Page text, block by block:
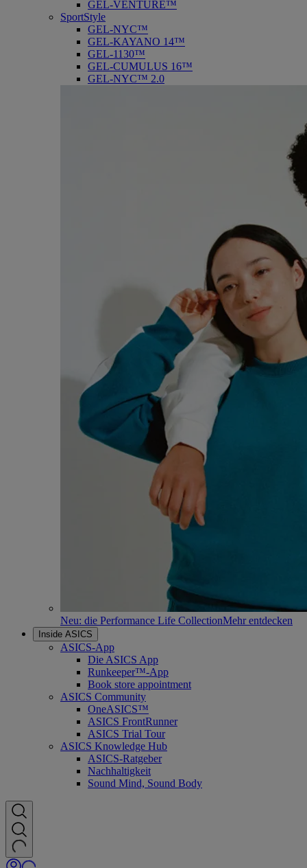
GEL-VENTURE™
SportStyle
GEL-NYC™
GEL-KAYANO 14™
GEL-1130™
GEL-CUMULUS 16™
GEL-NYC™ 2.0
Neu: die Performance Life CollectionMehr entdecken
Inside ASICS
ASICS-App
Die ASICS App
Runkeeper™-App
Book store appointment
ASICS Community
OneASICS™
ASICS FrontRunner
ASICS Trial Tour
ASICS Knowledge Hub
ASICS-Ratgeber
Nachhaltigkeit
Sound Mind, Sound Body